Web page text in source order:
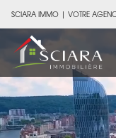
SCIARA IMMO | VOTRE